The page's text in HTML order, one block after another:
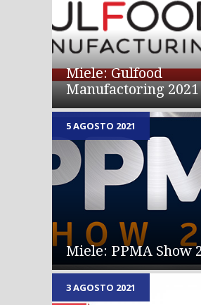
LIRA
ANEMPTYTEXTLLINE
Lira è una macchina confezionatrice
qualità sono l’agilità, la qualità dei
Miele: Gulfood
Manufactoring 2021
5 AGOSTO 2021
Miele: PPMA Show
3 AGOSTO 2021